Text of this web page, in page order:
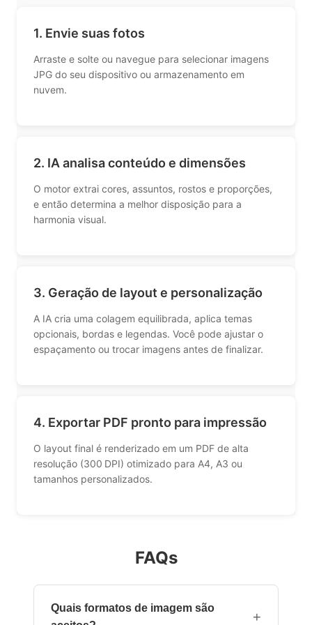
1. Envie suas fotos
Arraste e solte ou navegue para selecionar imagens
JPG do seu dispositivo ou armazenamento em
nuvem.
2. IA analisa conteúdo e dimensões
O motor extrai cores, assuntos, rostos e proporções,
e então determina a melhor disposição para a
harmonia visual.
3. Geração de layout e personalização
A IA cria uma colagem equilibrada, aplica temas
opcionais, bordas e legendas. Você pode ajustar o
espaçamento ou trocar imagens antes de finalizar.
4. Exportar PDF pronto para impressão
O layout final é renderizado em um PDF de alta
resolução (300 DPI) otimizado para A4, A3 ou
tamanhos personalizados.
FAQs
Quais formatos de imagem são
+